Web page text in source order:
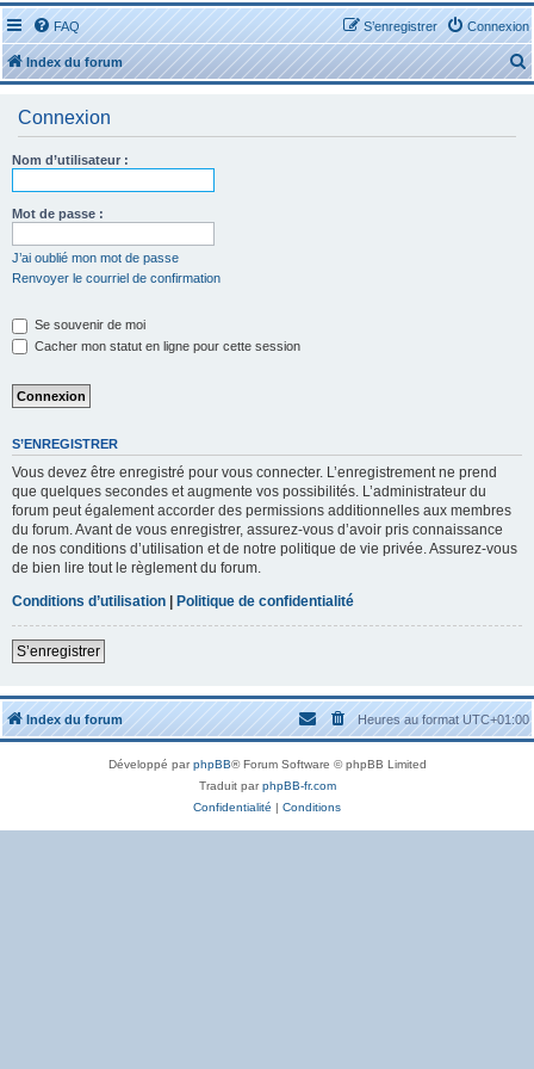
FAQ Connexion
S’enregistrer
Index du forum
e
Connexion
Nom d’utilisateur :
Mot de passe :
J’ai oublié mon mot de passe
Renvoyer le courriel de confirmation
Se souvenir de moi
Cacher mon statut en ligne pour cette session
S’ENREGISTRER
Vous devez être enregistré pour vous connecter. L’enregistrement ne prend
que quelques secondes et augmente vos possibilités. L’administrateur du
forum peut également accorder des permissions additionnelles aux membres
du forum. Avant de vous enregistrer, assurez-vous d’avoir pris connaissance
de nos conditions d’utilisation et de notre politique de vie privée. Assurez-vous
de bien lire tout le règlement du forum.
Conditions d’utilisation | Politique de confidentialité
S’enregistrer
Index du forum Heures au formatUTC+01:00
Développé parphpBB® Forum Software © phpBB Limited
Traduit parphpBB-fr.com
Confidentialité | Conditions